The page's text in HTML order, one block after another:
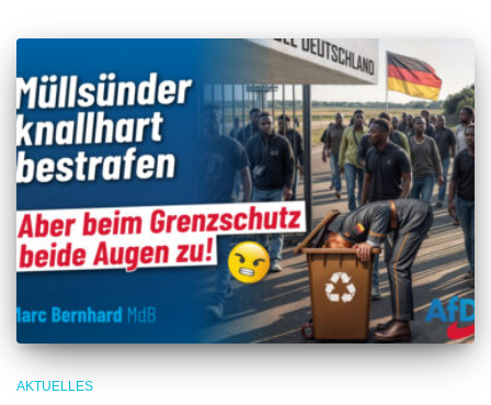
AKTUELLES